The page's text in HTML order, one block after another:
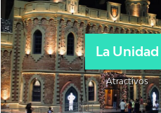
La Unidad
Atractivos